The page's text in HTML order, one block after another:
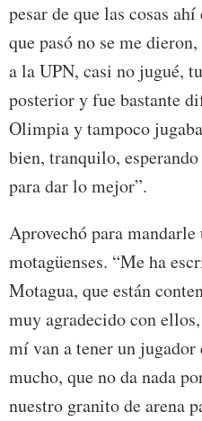
pesar de que las cosas
que pasó no se me
a la UPN, casi no jugué,
posterior y fue bastante
Olimpia y tampoco
bien, tranquilo,
para dar lo mejor”.
Aprovechó para
motagüenses. “Me ha
Motagua, que están
muy agradecido con
mí van a tener un
mucho, que no da nada
nuestro granito de arena